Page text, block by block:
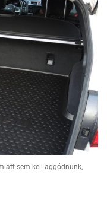
sem kell aggódnunk,